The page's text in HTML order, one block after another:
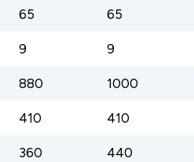
65 65
9 9
880 1000
410 410
360 440